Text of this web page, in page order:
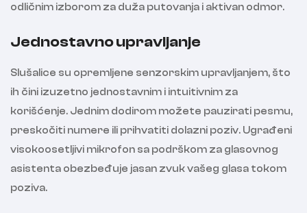
odličnim izborom za duža putovanja i aktivan odmor.
Jednostavno upravljanje
Slušalice su opremljene senzorskim upravljanjem, što
ih čini izuzetno jednostavnim i intuitivnim za
korišćenje. Jednim dodirom možete pauzirati pesmu,
preskočiti numere ili prihvatiti dolazni poziv. Ugrađeni
visokoosetljivi mikrofon sa podrškom za glasovnog
asistenta obezbeđuje jasan zvuk vašeg glasa tokom
poziva.